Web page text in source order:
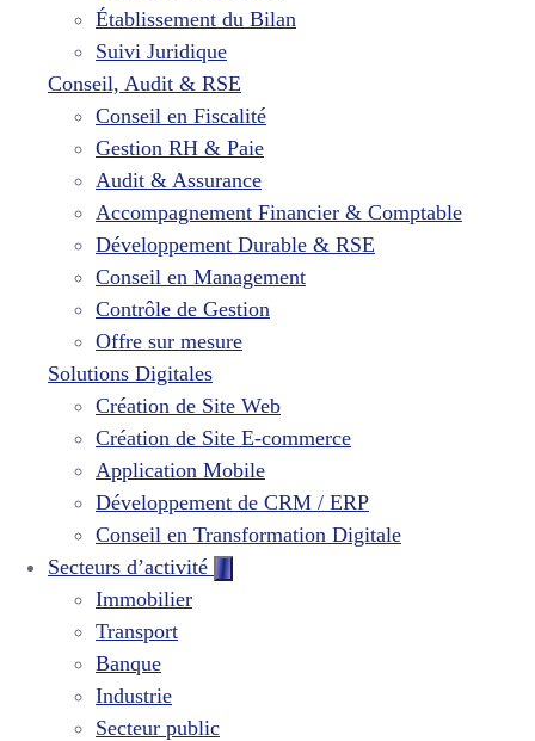
Établissement du Bilan
Suivi Juridique
Conseil, Audit & RSE
Conseil en Fiscalité
Gestion RH & Paie
Audit & Assurance
Accompagnement Financier & Comptable
Développement Durable & RSE
Conseil en Management
Contrôle de Gestion
Offre sur mesure
Solutions Digitales
Création de Site Web
Création de Site E-commerce
Application Mobile
Développement de CRM / ERP
Conseil en Transformation Digitale
Secteurs d’activité
Immobilier
Transport
Banque
Industrie
Secteur public